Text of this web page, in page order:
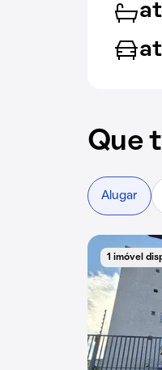
Que
Alugar
1 imóvel